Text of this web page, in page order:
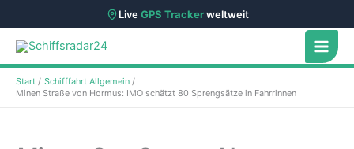
LiveGPS Trackerweltweit
Zum
Inhalt
springen
Start
Schifffahrt Allgemein
Minen Straße von Hormus: IMO schätzt 80 Sprengsätze in Fahrrinnen